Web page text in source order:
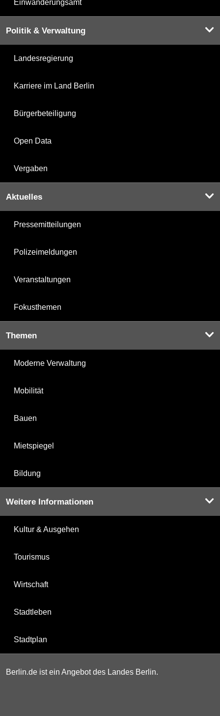
Einwanderungsamt
Politik & Verwaltung
Landesregierung
Karriere im Land Berlin
Bürgerbeteiligung
Open Data
Vergaben
Aktuelles
Pressemitteilungen
Polizeimeldungen
Veranstaltungen
Fokusthemen
Themen
Moderne Verwaltung
Mobilität
Bauen
Mietspiegel
Bildung
Weitere Informationen
Kultur & Ausgehen
Tourismus
Wirtschaft
Stadtleben
Stadtplan
Berlin.de ist ein Angebot des Landes Berlin.